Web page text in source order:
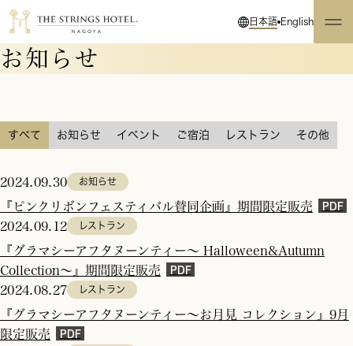
日本語 English
お知らせ
すべて お知らせ イベント ご宿泊 レストラン その他
2024.09.30 お知らせ
『ピンクリボンフェスティバル賛同企画』期間限定販売
2024.09.12
レストラン
『グラマシーアフタヌーンティー～ Halloween&Autumn
Collection～』期間限定販売
2024.08.27
レストラン
『グラマシーアフタヌーンティー～お月見 コレクション』9月
限定販売